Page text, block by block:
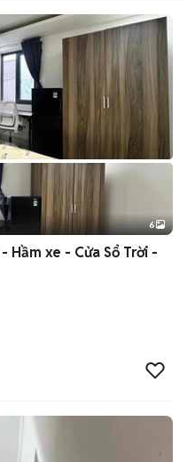
+2
6
Hầm xe - Cửa Sổ Trời -